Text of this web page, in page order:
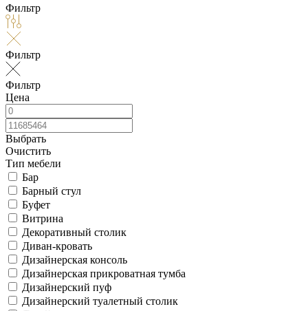
Фильтр
Фильтр
Фильтр
Цена
Выбрать
Очистить
Тип мебели
Бар
Барный стул
Буфет
Витрина
Декоративный столик
Диван-кровать
Дизайнерская консоль
Дизайнерская прикроватная тумба
Дизайнерский пуф
Дизайнерский туалетный столик